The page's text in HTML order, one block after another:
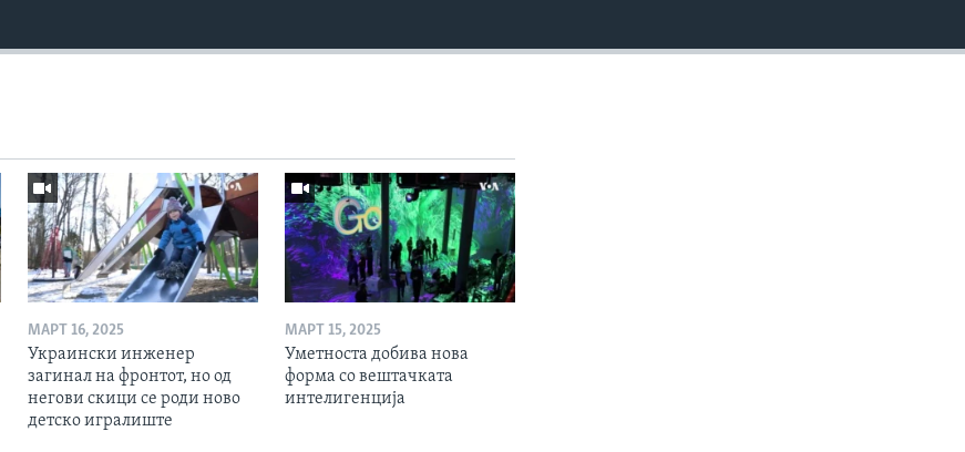
МАРТ 16, 2025
Украински инженер
загинал на фронтот, но од
негови скици се роди ново
детско игралиште
МАРТ 15, 2025
Уметноста добива нова
форма со вештачката
интелигенција